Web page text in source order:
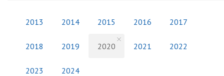
2013 2014 2015 2016 2017
2018 2019 2020 2021 2022
2023 2024